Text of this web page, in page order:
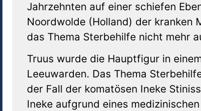
Jahrzehnten auf einer schiefen
Noordwolde (Holland) der kranken
das Thema Sterbehilfe nicht mehr
Truus wurde die Hauptfigur in
Leeuwarden. Das Thema
der Fall der komatösen Ineke
Ineke aufgrund eines